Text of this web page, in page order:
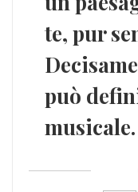
te, pur
può
musicale.